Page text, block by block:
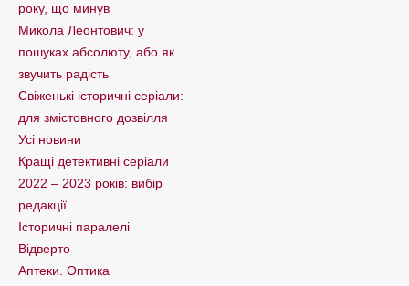
року, що минув
Микола Леонтович: у
пошуках абсолюту, або як
звучить радість
Свіженькі історичні серіали:
для змістовного дозвілля
Усі новини
Кращі детективні серіали
2022 – 2023 років: вибір
редакції
Історичні паралелі
Відверто
Аптеки. Оптика